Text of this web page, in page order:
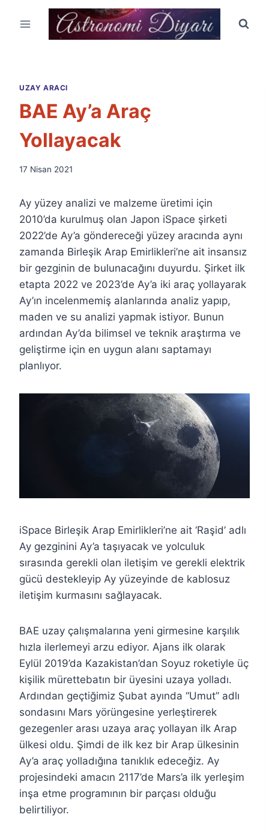
UZAY ARACI
BAE Ay’a Araç
Yollayacak
By
Özyar
17 Nisan 2021
Ay yüzey analizi ve malzeme üretimi için
2010’da kurulmuş olan Japon iSpace şirketi
2022’de Ay’a göndereceği yüzey aracında aynı
zamanda Birleşik Arap Emirlikleri’ne ait insansız
bir gezginin de bulunacağını duyurdu. Şirket ilk
etapta 2022 ve 2023’de Ay’a iki araç yollayarak
Ay’ın incelenmemiş alanlarında analiz yapıp,
maden ve su analizi yapmak istiyor. Bunun
ardından Ay’da bilimsel ve teknik araştırma ve
geliştirme için en uygun alanı saptamayı
planlıyor.
iSpace Birleşik Arap Emirlikleri’ne ait ‘Raşid’ adlı
Ay gezginini Ay’a taşıyacak ve yolculuk
sırasında gerekli olan iletişim ve gerekli elektrik
gücü destekleyip Ay yüzeyinde de kablosuz
iletişim kurmasını sağlayacak.
BAE uzay çalışmalarına yeni girmesine karşılık
hızla ilerlemeyi arzu ediyor. Ajans ilk olarak
Eylül 2019’da Kazakistan’dan Soyuz roketiyle üç
kişilik mürettebatın bir üyesini uzaya yolladı.
Ardından geçtiğimiz Şubat ayında “Umut” adlı
sondasını Mars yörüngesine yerleştirerek
gezegenler arası uzaya araç yollayan ilk Arap
ülkesi oldu. Şimdi de ilk kez bir Arap ülkesinin
Ay’a araç yolladığına tanıklık edeceğiz. Ay
projesindeki amacın 2117’de Mars’a ilk yerleşim
inşa etme programının bir parçası olduğu
belirtiliyor.